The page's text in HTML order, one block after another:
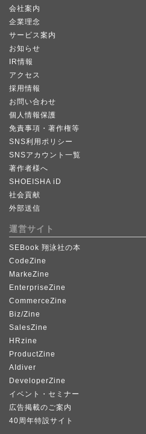
会社案内
企業理念
サービス案内
お知らせ
IR情報
アクセス
採用情報
お問い合わせ
個人情報保護
免責事項・著作権等
SNS利用ポリシー
SNSアカウント一覧
著作者様へ
SHOEISHA iD
社会貢献
外部送信
運営サイト
SEBook 翔泳社の本
CodeZine
MarkeZine
EnterpriseZine
CommerceZine
Biz/Zine
SalesZine
HRzine
ProductZine
AIdiver
DeveloperZine
イベント・セミナー
広告掲載のご案内
40周年特設サイト